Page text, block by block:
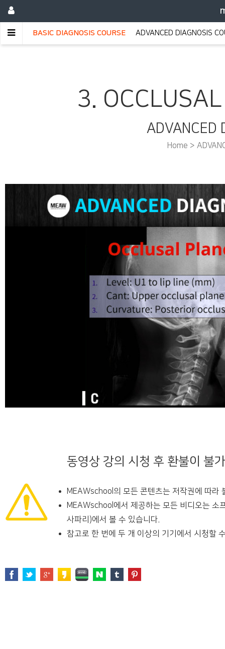
BASIC DIAGNOSIS COURSE ADVANCED DIAGNOSIS
3.
ADVANCED
Home >
동영상 강의 시청 후 환불이 불
MEAWschool의 모든 콘텐츠는 저작권에 따라
MEAWschool에서 제공하는 모든 비디오는 소
사파리)에서 볼 수 있습니다.
참고로 한 번에 두 개 이상의 기기에서 시청할